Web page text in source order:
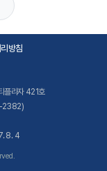
방침
플라자 421호
2382)
8. 4